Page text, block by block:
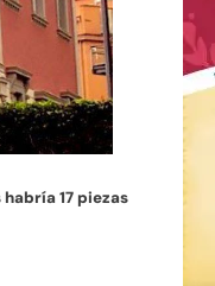
17 piezas